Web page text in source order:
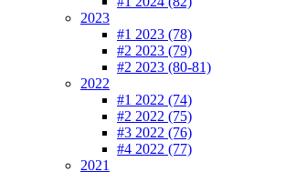
2023
#1 2023 (78)
#2 2023 (79)
#2 2023 (80-81)
2022
#1 2022 (74)
#2 2022 (75)
#3 2022 (76)
#4 2022 (77)
2021